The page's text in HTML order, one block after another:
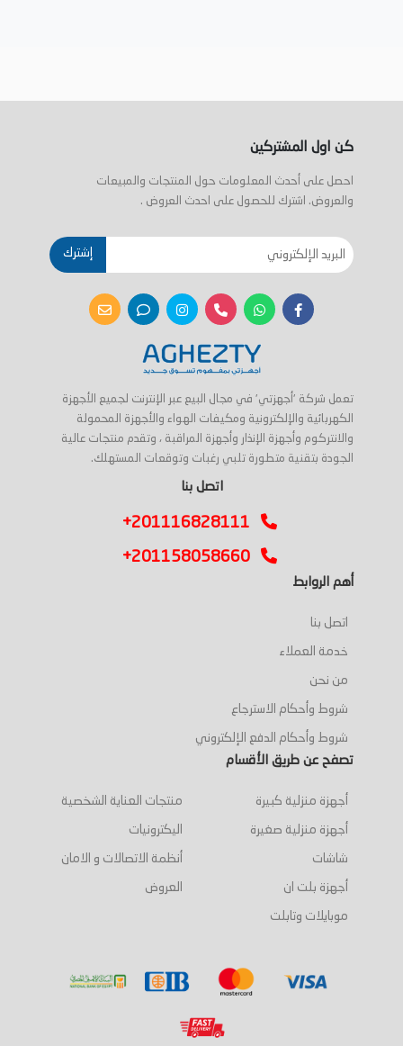
كن اول المشتركين
احصل على أحدث المعلومات حول المنتجات والمبيعات
والعروض. اشترك للحصول على احدث العروض .
إشترك
تعمل شركة 'أجهزتي' في مجال البيع عبر الإنترنت لجميع الأجهزة
الكهربائية والإلكترونية ومكيفات الهواء والأجهزة المحمولة
والانتركوم وأجهزة الإنذار وأجهزة المراقبة ، وتقدم منتجات عالية
الجودة بتقنية متطورة تلبي رغبات وتوقعات المستهلك.
اتصل بنا
+201116828111
+201158058660
أهم الروابط
اتصل بنا
خدمة العملاء
من نحن
شروط وأحكام الاسترجاع
شروط وأحكام الدفع الإلكتروني
تصفح عن طريق الأقسام
أجهزة منزلية كبيرة
أجهزة منزلية صغيرة
شاشات
أجهزة بلت ان
موبايلات وتابلت
منتجات العناية الشخصية
اليكترونيات
أنظمة الاتصالات و الامان
العروض